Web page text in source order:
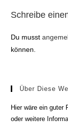
Schreibe
Du musst
können.
Über Diese
Hier wäre ein guter
oder weitere